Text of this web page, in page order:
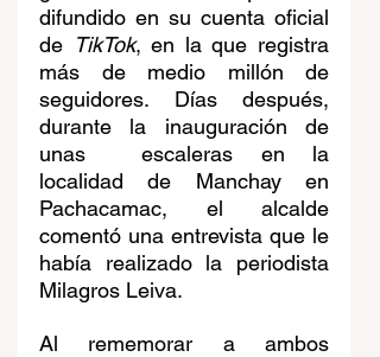
difundido en su cuenta oficial
de TikTok, en la que registra
más de medio millón de
seguidores. Días después,
durante la inauguración de
unas  escaleras en la
localidad de Manchay en
Pachacamac, el alcalde
comentó una entrevista que le
había realizado la periodista
Milagros Leiva.